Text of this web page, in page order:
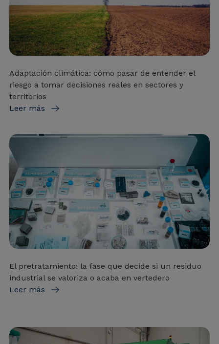
Adaptación climática: cómo pasar de entender el
riesgo a tomar decisiones reales en sectores y
territorios
Leer más
El pretratamiento: la fase que decide si un residuo
industrial se valoriza o acaba en vertedero
Leer más